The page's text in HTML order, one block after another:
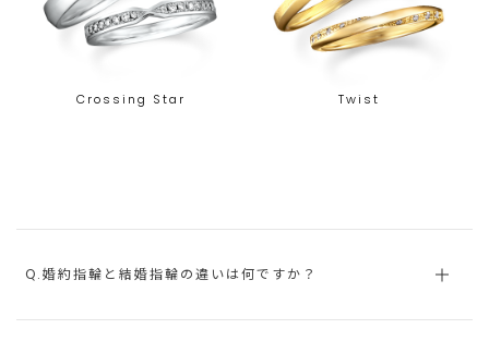
Crossing Star Twist
Q.婚約指輪と結婚指輪の違いは何ですか？